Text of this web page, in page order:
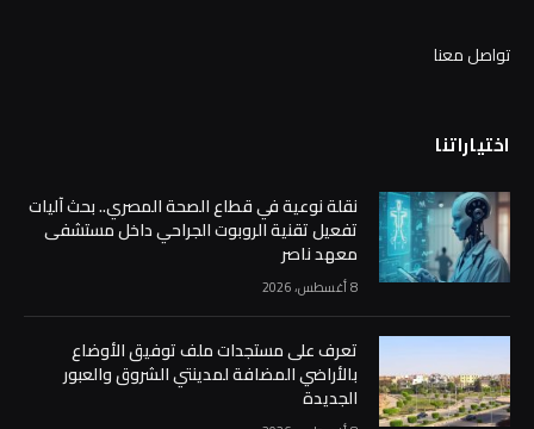
تواصل معنا
اختياراتنا
نقلة نوعية في قطاع الصحة المصري.. بحث آليات
تفعيل تقنية الروبوت الجراحي داخل مستشفى
معهد ناصر
8 أغسطس، 2026
تعرف على مستجدات ملف توفيق الأوضاع
بالأراضي المضافة لمدينتي الشروق والعبور
الجديدة